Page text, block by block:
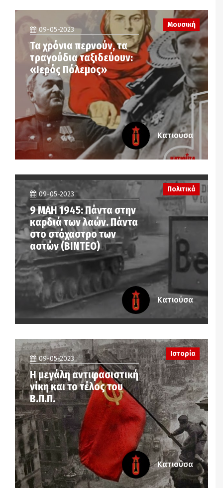
09-05-2023
Τα χρόνια περνούν, τα
τραγούδια ταξιδεύουν:
«Ιερός Πόλεμος»
Μουσική
Κατιούσα
09-05-2023
9 ΜΑΗ 1945: Πάντα στην
καρδιά των λαών. Πάντα
στο στόχαστρο των
αστών (ΒΙΝΤΕΟ)
Πολιτικά
Κατιούσα
09-05-2023
Η μεγάλη αντιφασιστική
νίκη και το τέλος του
Β.Π.Π.
Ιστορία
Κατιούσα